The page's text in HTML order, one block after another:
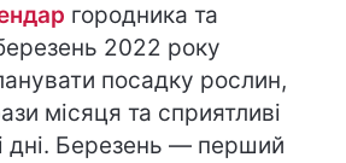
городника та
2022 року
посадку рослин,
місяця та сприятливі
дні. Березень — перший